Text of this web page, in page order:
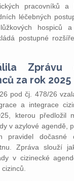
pracovníků a
léčebných
hospiců a
postupné
za rok 2025
pod čj. 478/26
a integrace
kterou předložil
v azylové agendě,
pravidel dočasné
Zpráva slouží
v cizinecké